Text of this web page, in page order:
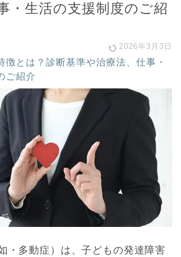
・生活の支援制度のご紹
2026年3月3日
徴とは？診断基準や治療法、仕事・
ご紹介
・多動症）は、子どもの発達障害